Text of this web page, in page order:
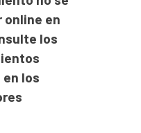
online en
los
los